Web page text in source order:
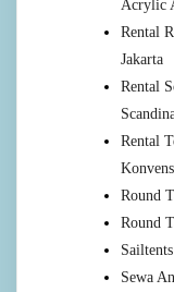
Acrylic
Rental
Jakarta
Rental
Rental
Round
Round
Sailtents
Sewa